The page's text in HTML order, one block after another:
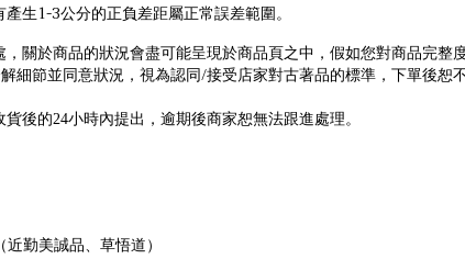
產生 1-3公分的正負差距屬正常誤差範圍。
關於商品的狀況會盡可能呈現於商品頁之中，假如您對商品完
細節並同意狀況，視為認同 /接受店家對古著品的標準，下單後恕
後的24小時內提出，逾期後商家恕無法跟進處理。
近勤美誠品、草悟道）